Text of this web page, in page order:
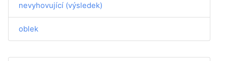
nevyhovující (výsledek)
oblek